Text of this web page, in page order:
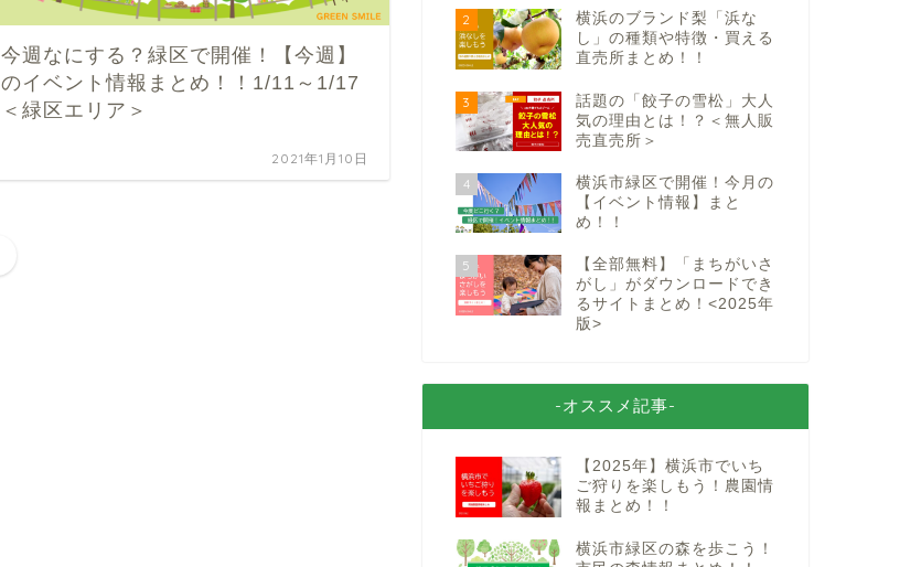
今週なにする？緑区で開催！【今週】
のイベント情報まとめ！！1/11～1/17
＜緑区エリア＞
2021年1月10日
2
横浜のブランド梨「浜な
し」の種類や特徴・買える
直売所まとめ！！
3
話題の「餃子の雪松」大人
気の理由とは！？＜無人販
売直売所＞
4
横浜市緑区で開催！今月の
【イベント情報】まと
め！！
5
【全部無料】「まちがいさ
がし」がダウンロードでき
るサイトまとめ！<2025年
版>
-オススメ記事-
【2025年】横浜市でいち
ご狩りを楽しもう！農園情
報まとめ！！
横浜市緑区の森を歩こう！